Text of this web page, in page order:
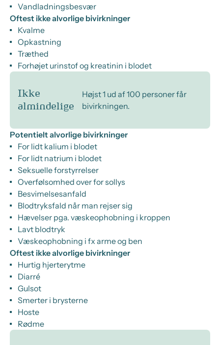
Vandladningsbesvær
Oftest ikke alvorlige bivirkninger
Kvalme
Opkastning
Træthed
Forhøjet urinstof og kreatinin i blodet
Ikke
almindelige
Højst 1 ud af 100 personer får
bivirkningen.
Potentielt alvorlige bivirkninger
For lidt kalium i blodet
For lidt natrium i blodet
Seksuelle forstyrrelser
Overfølsomhed over for sollys
Besvimelsesanfald
Blodtryksfald når man rejser sig
Hævelser pga. væskeophobning i kroppen
Lavt blodtryk
Væskeophobning i fx arme og ben
Oftest ikke alvorlige bivirkninger
Hurtig hjerterytme
Diarré
Gulsot
Smerter i brysterne
Hoste
Rødme